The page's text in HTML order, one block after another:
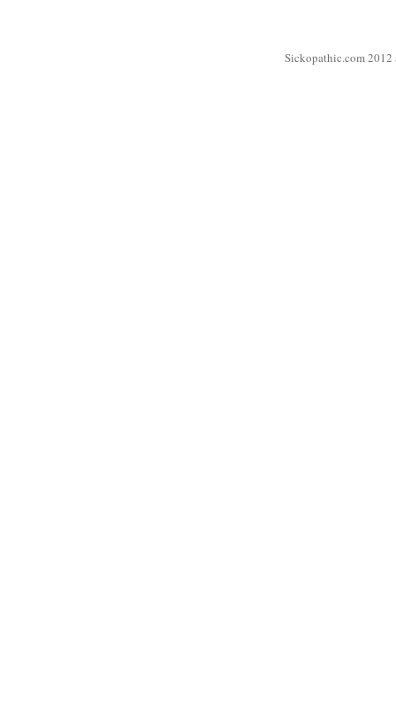
Sickopathic.com